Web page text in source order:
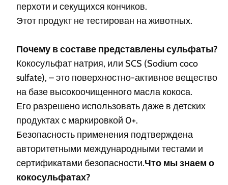
перхоти и секущихся кончиков.
Этот продукт не тестирован на животных.
Почему в составе представлены сульфаты?
Кокосульфат натрия, или SCS (Sodium coco
sulfate), – это поверхностно-активное вещество
на базе высокоочищенного масла кокоса.
Его разрешено использовать даже в детских
продуктах с маркировкой 0+.
Безопасность применения подтверждена
авторитетными международными тестами и
сертификатами безопасности.Что мы знаем о
кокосульфатах?